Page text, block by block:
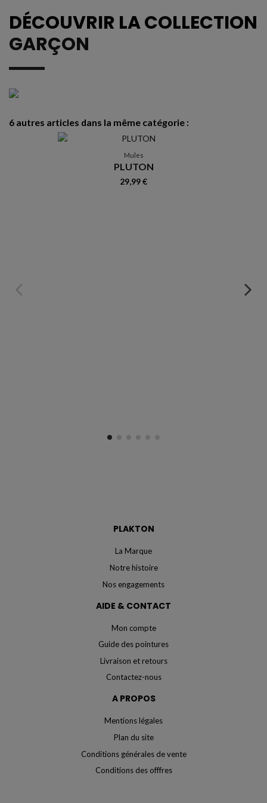
DÉCOUVRIR LA COLLECTION
GARÇON
6 autres articles dans la même catégorie :
Mules
PLUTON
29,99 €
PLAKTON
La Marque
Notre histoire
Nos engagements
AIDE & CONTACT
Mon compte
Guide des pointures
Livraison et retours
Contactez-nous
A PROPOS
Mentions légales
Plan du site
Conditions générales de vente
Conditions des offfres